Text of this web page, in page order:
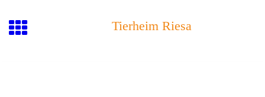
Tierheim Riesa